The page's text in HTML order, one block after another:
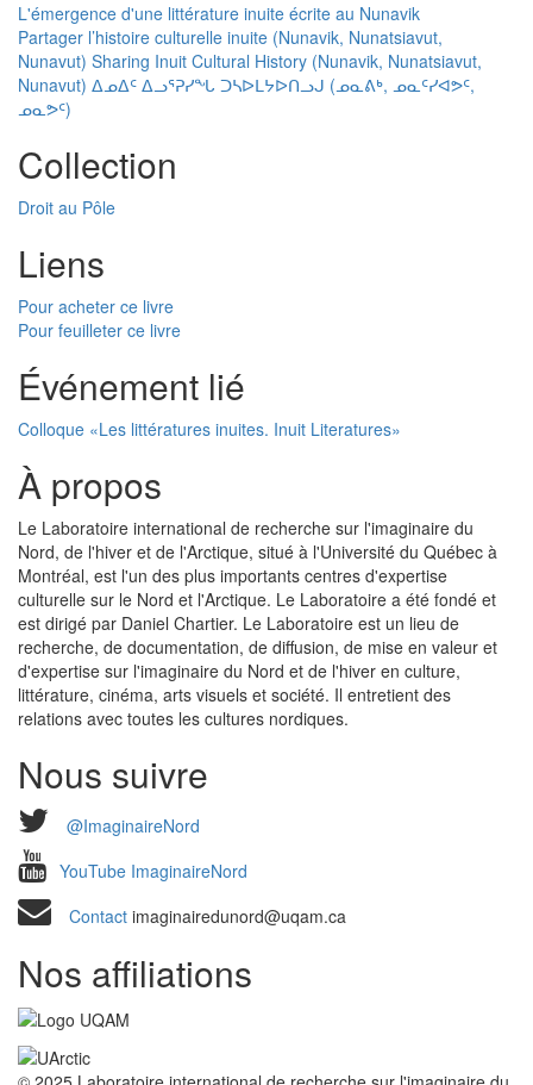
L'émergence d'une littérature inuite écrite au Nunavik
Partager l’histoire culturelle inuite (Nunavik, Nunatsiavut,
Nunavut) Sharing Inuit Cultural History (Nunavik, Nunatsiavut,
Nunavut) ᐃᓄᐃᑦ ᐃᓗᕐᕈᓯᖓ ᑐᓴᐅᒪᔭᐅᑎᓗᒍ (ᓄᓇᕕᒃ, ᓄᓇᑦᓯᐊᕗᑦ,
ᓄᓇᕗᑦ)
Collection
Droit au Pôle
Liens
Pour acheter ce livre
Pour feuilleter ce livre
Événement lié
Colloque «Les littératures inuites. Inuit Literatures»
À propos
Le Laboratoire international de recherche sur l'imaginaire du
Nord, de l'hiver et de l'Arctique, situé à l'Université du Québec à
Montréal, est l'un des plus importants centres d'expertise
culturelle sur le Nord et l'Arctique. Le Laboratoire a été fondé et
est dirigé par Daniel Chartier. Le Laboratoire est un lieu de
recherche, de documentation, de diffusion, de mise en valeur et
d'expertise sur l'imaginaire du Nord et de l'hiver en culture,
littérature, cinéma, arts visuels et société. Il entretient des
relations avec toutes les cultures nordiques.
Nous suivre
@ImaginaireNord
YouTube ImaginaireNord
Contact imaginairedunord@uqam.ca
Nos affiliations